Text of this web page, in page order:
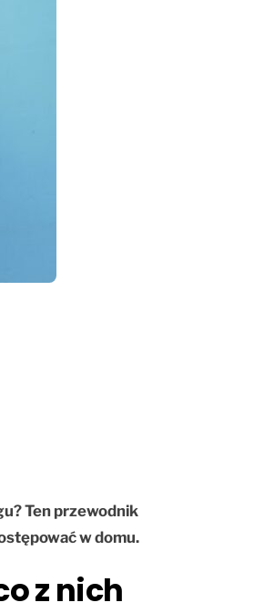
Ten przewodnik
w domu.
z nich